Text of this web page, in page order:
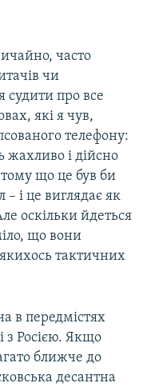
часто
чи
про все
які я чув,
телефону:
жахливо і дійсно
що це був би
і це виглядає як
оскільки йдеться
що вони
тактичних
в передмістях
з Росією. Якщо
ближче до
десантна